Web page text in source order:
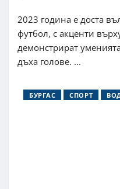
2023 година e доста
футбол, с акценти
демонстрират
дъха голове. ...
БУРГАС СПОРТ